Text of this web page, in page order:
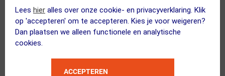
Lees hier alles over onze cookie- en privacyverklaring. Klik
op 'accepteren' om te accepteren. Kies je voor weigeren?
Dan plaatsen we alleen functionele en analytische
cookies.
ACCEPTEREN
Road Zwart
54.95 38.95
ja, op voorraad
1mm Zwart
37.50